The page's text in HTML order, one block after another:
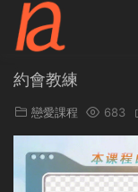
約會教練
戀愛課程 683